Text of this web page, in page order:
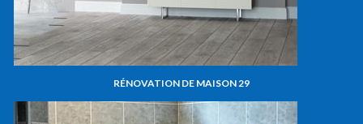
RÉNOVATION DE MAISON 29